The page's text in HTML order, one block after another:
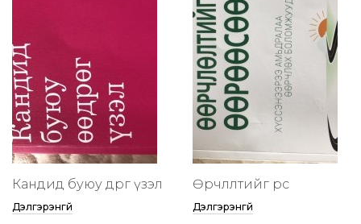
Кандид буюу өөдрөг үзэл
Дэлгэрэнгүй
Өөрчлөлтийг өөрөөсөө
Дэлгэрэнгүй